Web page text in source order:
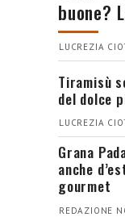
buone?
LUCREZIA
Tiramisù
del dolce
LUCREZIA
Grana
anche
gourmet
REDAZIONE